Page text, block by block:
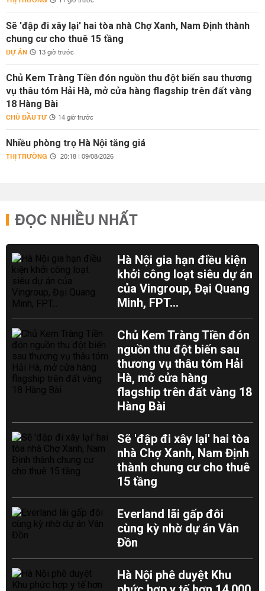
Sẽ 'đập đi xây lại' hai tòa nhà Chợ Xanh, Nam Định thành
chung cư cho thuê 15 tầng
DỰ ÁN 13 giờ trước
Chủ Kem Tràng Tiền đón nguồn thu đột biến sau thương
vụ thâu tóm Hải Hà, mở cửa hàng flagship trên đất vàng
18 Hàng Bài
CHỦ ĐẦU TƯ 14 giờ trước
Nhiều phòng trọ Hà Nội tăng giá
THỊ TRƯỜNG 20:18 | 09/08/2026
ĐỌC NHIỀU NHẤT
Hà Nội gia hạn điều kiện
khởi công loạt siêu dự án
của Vingroup, Đại Quang
Minh, FPT...
Chủ Kem Tràng Tiền đón
nguồn thu đột biến sau
thương vụ thâu tóm Hải
Hà, mở cửa hàng
flagship trên đất vàng 18
Hàng Bài
Sẽ 'đập đi xây lại' hai tòa
nhà Chợ Xanh, Nam Định
thành chung cư cho thuê
15 tầng
Everland lãi gấp đôi
cùng kỳ nhờ dự án Vân
Đồn
Hà Nội phê duyệt Khu